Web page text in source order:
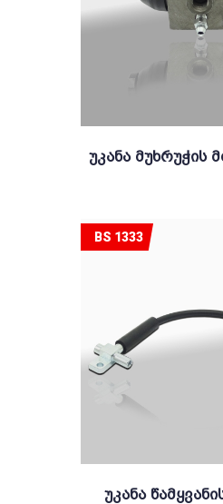
Უკანა Მუხრუჭის
Უკანა
BS 1333